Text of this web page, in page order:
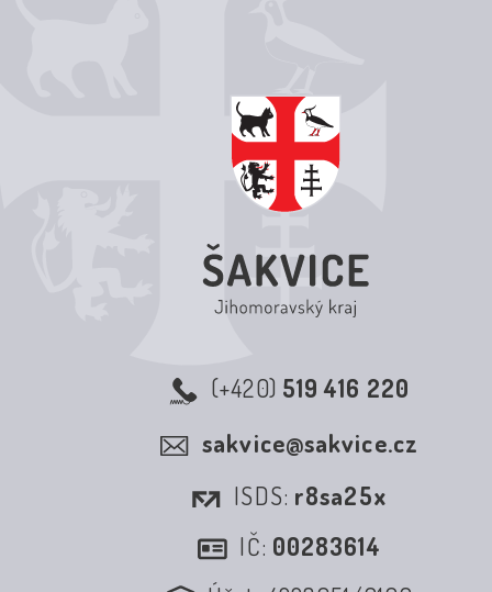
(+420) 519 416 220
sakvice@sakvice.cz
ISDS: r8sa25x
IČ: 00283614